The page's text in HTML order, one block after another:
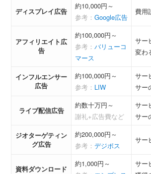
ディスプレイ広告
約10,000円～
参考： Google広告
費用
アフィリエイト広
告
約100,000円～
参考： バリューコ
マース
サー
変わ
インフルエンサー
広告
約100,000円～
参考： LIW
サー
サー
ライブ配信広告
約数十万円～
謝礼+広告費など
サー
サー
ジオターゲティン
グ広告
約200,000円～
参考： デジポス
サー
資料ダウンロード
約1,000円～
サー